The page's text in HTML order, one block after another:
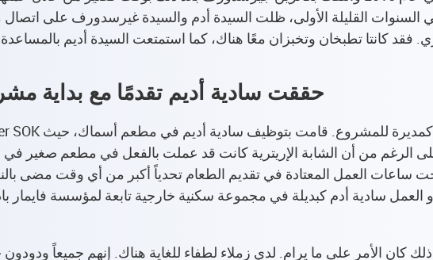
السنوات القليلة الأولى، ظلت السيدة أدم والسيدة غيرسدورف على
حققت سادية أديم تقدمًا مع بداية
مقابل 400 يورو. وعلى الرغم من أن الشابة الإريترية كانت قد عملت بالفعل في مطعم
ساعات العمل المعتادة في تقديم الطعام تحدياً أكبر من أي وقت مضى
سادية أدم كبديلة في مجموعة سكنية خارجية تابعة لمؤسسة فايمار